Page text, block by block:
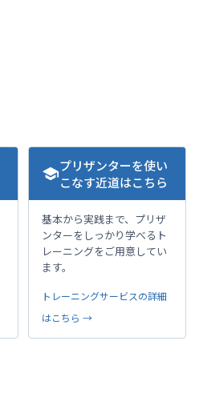
schoolプリザンターを使い
こなす近道はこちら
基本から実践まで、プリザ
ンターをしっかり学べるト
レーニングをご用意してい
ます。
トレーニングサービスの詳細
はこちら →